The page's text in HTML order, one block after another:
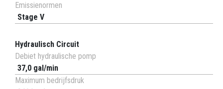
Emissienormen
Stage V
Hydraulisch Circuit
Debiet hydraulische pomp
37,0 gal/min
Maximum bedrijfsdruk